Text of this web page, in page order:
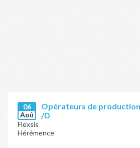
06
Aoû
Opérateurs de
/D
Flexsis
Hérémence